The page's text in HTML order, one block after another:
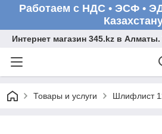
Работаем с НДС • ЭСФ •
Интернет магазин 345.kz в
Товары и услуги Шлифлист